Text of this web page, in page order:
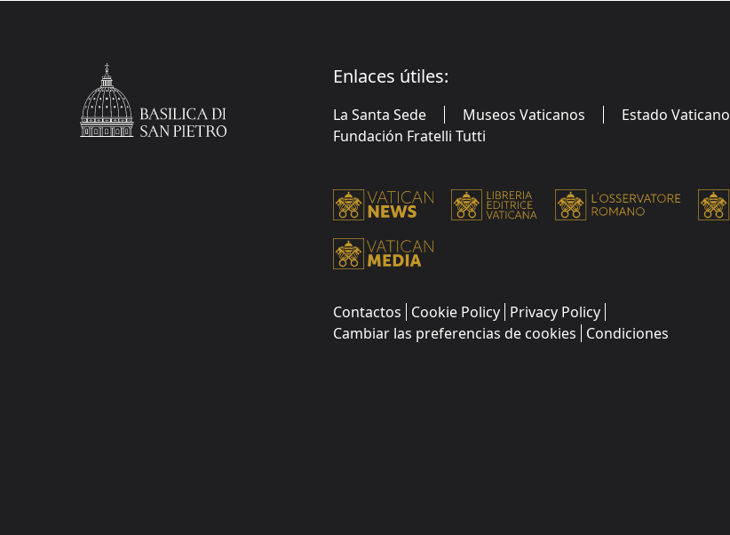
Enlaces útiles:
La Santa Sede Museos Vaticanos
Estado Vaticano
Fundación Fratelli Tutti
Contactos Cookie Policy Privacy Policy
Cambiar las preferencias de cookies Condiciones